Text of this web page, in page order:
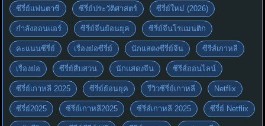
ซีรี่ย์แฟนตาซี ซีรี่ย์ประวัติศาสตร์ ซีรี่ย์ใหม่ (2026)
กำลังออนแอร์ ซีรี่ย์จีนย้อนยุค ซีรี่ย์จีนโรแมนติก
คะแนนซีรี่ย์ เรื่องย่อซีรี่ย์ นักแสดงซีรี่ย์จีน ซีรีส์เกาหลี
เรื่องย่อ ซีรี่ย์สืบสวน นักแสดงจีน ซีรีส์ออนไลน์
ซีรี่ย์เกาหลี 2025 ซีรี่ย์ย้อนยุค รีวิวซีรี่ย์เกาหลี Netflix
ซีรี่ย์2025 ซีรี่ย์เกาหลี2025 ซีรีส์เกาหลี 2025 ซีรี่ย์ Netflix